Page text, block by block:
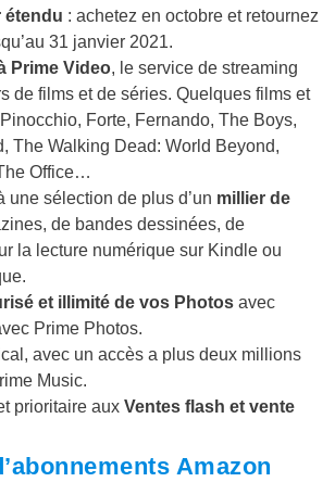
étendu : achetez en octobre et retournez
31 janvier 2021.
Prime Video, le service de streaming
de films et de séries. Quelques films et
Forte, Fernando, The Boys,
The Walking Dead: World Beyond,
Office…
une sélection de plus d’un millier de
de bandes dessinées, de
la lecture numérique sur Kindle ou
et illimité de vos Photos avec
Prime Photos.
avec un accès a plus deux millions
Music.
prioritaire auxVentes flash et vente
Amazon